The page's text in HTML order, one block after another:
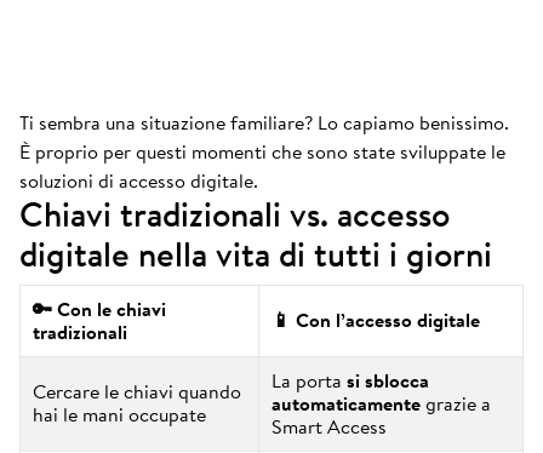
Ti sembra una situazione familiare? Lo capiamo benissimo.
È proprio per questi momenti che sono state sviluppate le
soluzioni di accesso digitale.
Chiavi tradizionali vs. accesso
digitale nella vita di tutti i giorni
🔑 Con le chiavi
tradizionali 📱 Con l’accesso digitale
Cercare le chiavi quando
hai le mani occupate
La porta si sblocca
automaticamentegrazie a
Smart Access